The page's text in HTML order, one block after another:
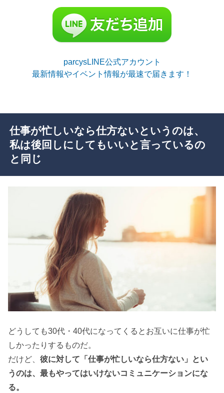
parcysLINE公式アカウント
最新情報やイベント情報が最速で届きます！
仕事が忙しいなら仕方ないというのは、
私は後回しにしてもいいと言っているの
と同じ
どうしても30代・40代になってくるとお互いに仕事が忙
しかったりするものだ。
だけど、彼に対して「仕事が忙しいなら仕方ない」とい
うのは、最もやってはいけないコミュニケーションにな
る。